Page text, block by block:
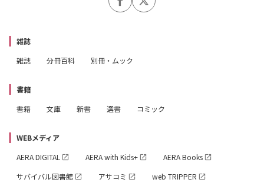
雑誌
雑誌
分冊百科 別冊・ムック
書籍
書籍
文庫 新書 選書 コミック
WEBメディア
AERA DIGITAL
AERA with Kids+
AERA Books
サバイバル図書館
アサコミ
web TRIPPER